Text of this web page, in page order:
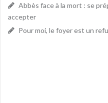
Abbès face à la mort : se
accepter
Pour moi, le foyer est un